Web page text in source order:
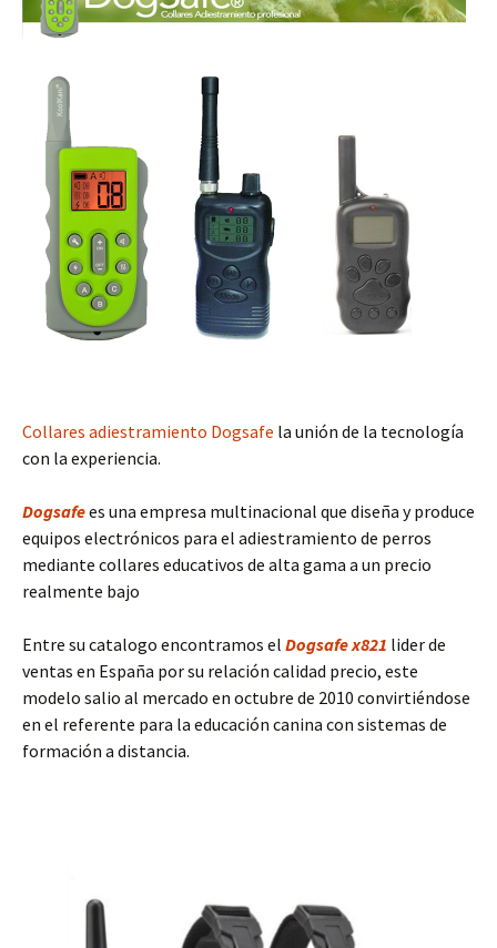
Collares adiestramiento Dogsafe la unión de la tecnología
con la experiencia.
Dogsafees una empresa multinacional que diseña y produce
equipos electrónicos para el adiestramiento de perros
mediante collares educativos de alta gama a un precio
realmente bajo
Entre su catalogo encontramos el Dogsafe x821 lider de
ventas en España por su relación calidad precio, este
modelo salio al mercado en octubre de 2010 convirtiéndose
en el referente para la educación canina con sistemas de
formación a distancia.